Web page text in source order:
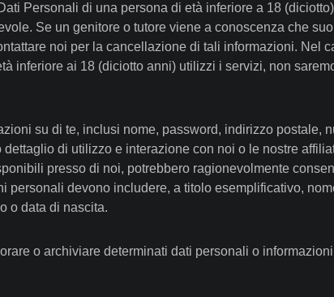
Personali di una persona di età inferiore a 18
Se un genitore o tutore viene a conoscenza che
noi per la cancellazione di tali informazioni. Nel
inferiore ai 18 (diciotto anni) utilizzi i servizi, non
su di te, inclusi nome, password, indirizzo postale,
di utilizzo e interazione con noi o le nostre
presso di noi, potrebbero ragionevolmente
personali devono includere, a titolo esemplificativo,
o data di nascita.
o archiviare determinati dati personali o